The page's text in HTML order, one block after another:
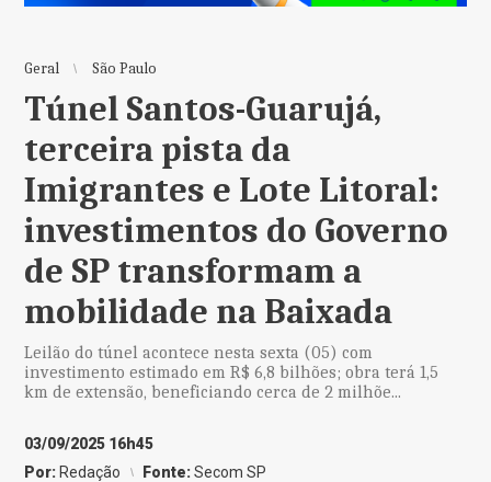
Geral São Paulo
Túnel Santos-Guarujá,
terceira pista da
Imigrantes e Lote Litoral:
investimentos do Governo
de SP transformam a
mobilidade na Baixada
Leilão do túnel acontece nesta sexta (05) com
investimento estimado em R$ 6,8 bilhões; obra terá 1,5
km de extensão, beneficiando cerca de 2 milhõe...
03/09/2025 16h45
Por: Redação Fonte:Secom SP